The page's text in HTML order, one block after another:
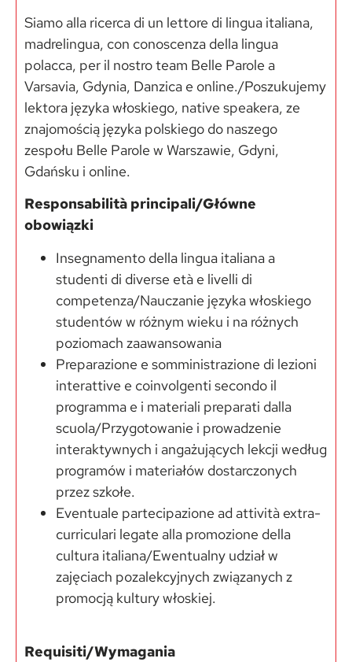
Siamo alla ricerca di un lettore di lingua italiana,
madrelingua, con conoscenza della lingua
polacca, per il nostro team Belle Parole a
Varsavia, Gdynia, Danzica e online./Poszukujemy
lektora języka włoskiego, native speakera, ze
znajomością języka polskiego do naszego
zespołu Belle Parole w Warszawie, Gdyni,
Gdańsku i online.
Responsabilità principali/Główne
obowiązki
Insegnamento della lingua italiana a
studenti di diverse età e livelli di
competenza/Nauczanie języka włoskiego
studentów w różnym wieku i na różnych
poziomach zaawansowania
Preparazione e somministrazione di lezioni
interattive e coinvolgenti secondo il
programma e i materiali preparati dalla
scuola/Przygotowanie i prowadzenie
interaktywnych i angażujących lekcji według
programów i materiałów dostarczonych
przez szkołe.
Eventuale partecipazione ad attività extra-
curriculari legate alla promozione della
cultura italiana/Ewentualny udział w
zajęciach pozalekcyjnych związanych z
promocją kultury włoskiej.
Requisiti/Wymagania